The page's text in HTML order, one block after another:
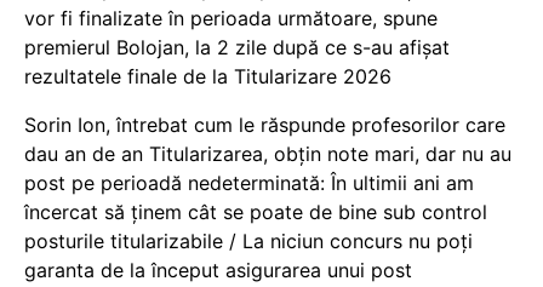
vor fi finalizate în perioada următoare, spune
premierul Bolojan, la 2 zile după ce s-au afișat
rezultatele finale de la Titularizare 2026
Sorin Ion, întrebat cum le răspunde profesorilor care
dau an de an Titularizarea, obțin note mari, dar nu au
post pe perioadă nedeterminată: În ultimii ani am
încercat să ținem cât se poate de bine sub control
posturile titularizabile / La niciun concurs nu poți
garanta de la început asigurarea unui post